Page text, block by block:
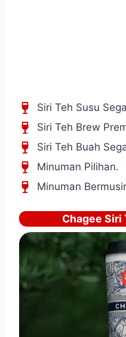
Siri Teh Susu
Siri Teh Brew
Siri Teh Buah
Minuman Pilihan.
Minuman
Chagee Siri